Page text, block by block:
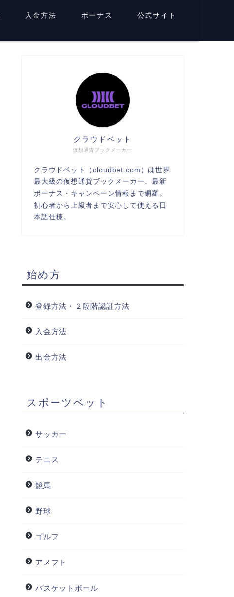
入金方法 ボーナス 公式サイト
仮想通貨ブックメーカー
クラウドベット
クラウドベット（cloudbet.com）は世界
最大級の仮想通貨ブックメーカー。最新
ボーナス・キャンペーン情報まで網羅。
初心者から上級者まで安心して使える日
本語仕様。
始め方
登録方法・２段階認証方法
入金方法
出金方法
スポーツベット
サッカー
テニス
競馬
野球
ゴルフ
アメフト
バスケットボール